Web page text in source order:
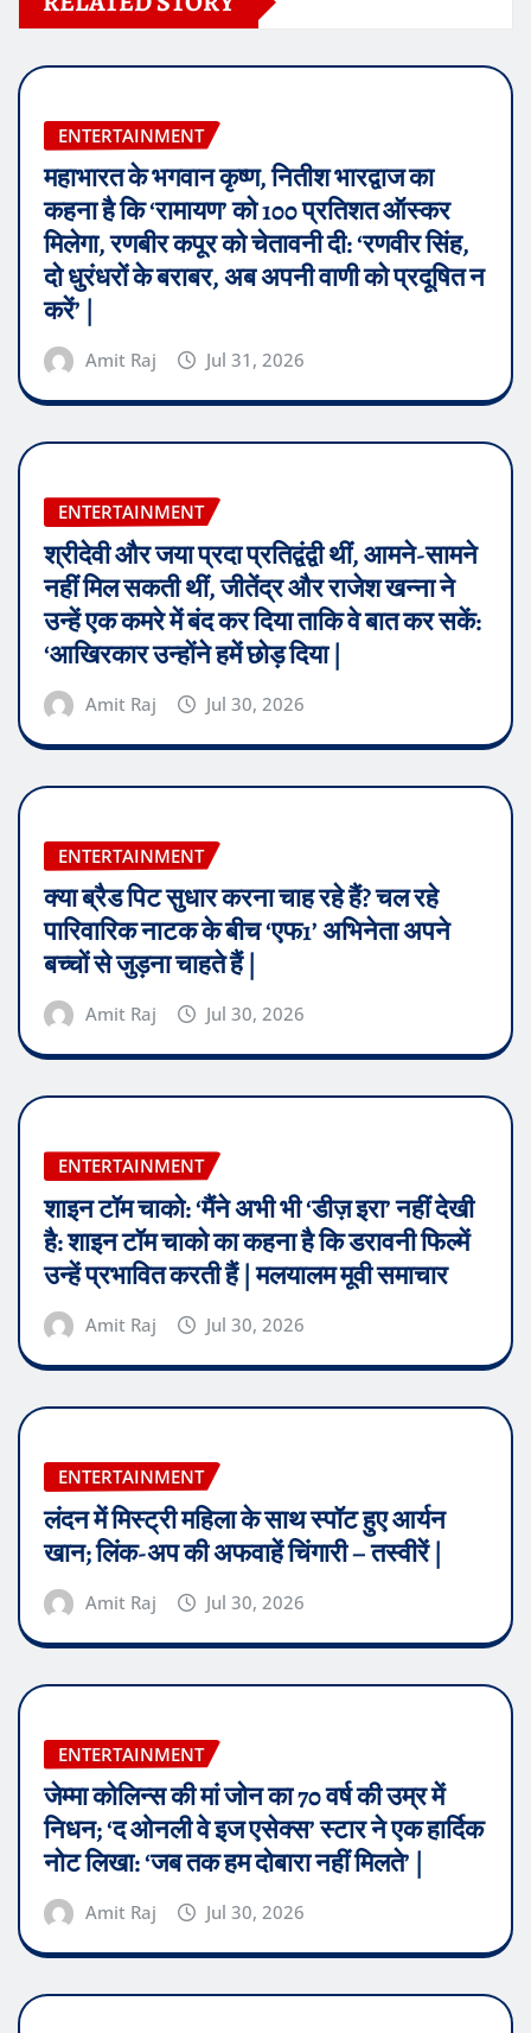
ENTERTAINMENT
महाभारत के भगवान कृष्ण, नितीश भारद्वाज का
कहना है कि ‘रामायण’ को 100 प्रतिशत ऑस्कर
मिलेगा, रणबीर कपूर को चेतावनी दी: ‘रणवीर सिंह,
दो धुरंधरों के बराबर, अब अपनी वाणी को प्रदूषित न
करें’ |
Amit Raj Jul 31, 2026
ENTERTAINMENT
श्रीदेवी और जया प्रदा प्रतिद्वंद्वी थीं, आमने-सामने
नहीं मिल सकती थीं, जीतेंद्र और राजेश खन्ना ने
उन्हें एक कमरे में बंद कर दिया ताकि वे बात कर सकें:
‘आखिरकार उन्होंने हमें छोड़ दिया |
Amit Raj Jul 30, 2026
ENTERTAINMENT
क्या ब्रैड पिट सुधार करना चाह रहे हैं? चल रहे
पारिवारिक नाटक के बीच ‘एफ1’ अभिनेता अपने
बच्चों से जुड़ना चाहते हैं |
Amit Raj Jul 30, 2026
ENTERTAINMENT
शाइन टॉम चाको: ‘मैंने अभी भी ‘डीज़ इरा’ नहीं देखी
है: शाइन टॉम चाको का कहना है कि डरावनी फिल्में
उन्हें प्रभावित करती हैं | मलयालम मूवी समाचार
Amit Raj Jul 30, 2026
ENTERTAINMENT
लंदन में मिस्ट्री महिला के साथ स्पॉट हुए आर्यन
खान; लिंक-अप की अफवाहें चिंगारी – तस्वीरें |
Amit Raj Jul 30, 2026
ENTERTAINMENT
जेम्मा कोलिन्स की मां जोन का 70 वर्ष की उम्र में
निधन; ‘द ओनली वे इज एसेक्स’ स्टार ने एक हार्दिक
नोट लिखा: ‘जब तक हम दोबारा नहीं मिलते’ |
Amit Raj Jul 30, 2026